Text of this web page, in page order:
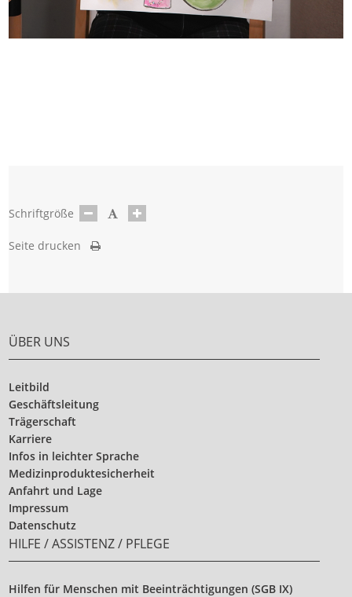
Schriftgröße
Seite drucken
ÜBER UNS
Leitbild
Geschäftsleitung
Trägerschaft
Karriere
Infos in leichter Sprache
Medizinproduktesicherheit
Anfahrt und Lage
Impressum
Datenschutz
HILFE / ASSISTENZ / PFLEGE
Hilfen für Menschen mit Beeinträchtigungen (SGB IX)